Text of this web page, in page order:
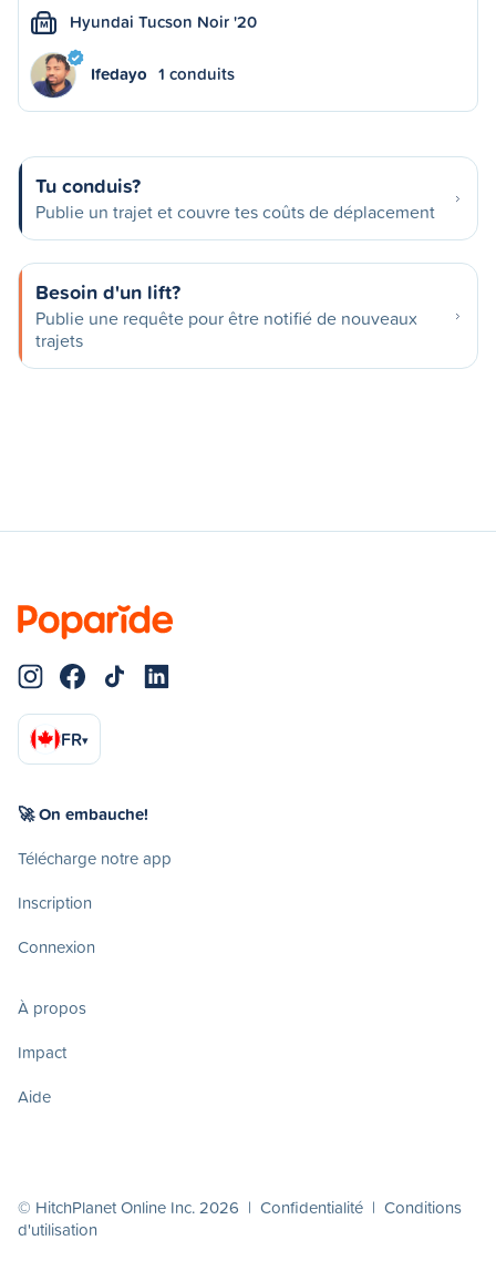
M Hyundai Tucson Noir '20
Ifedayo 1 conduits
Tu conduis?
Publie un trajet et couvre tes coûts de déplacement
Besoin d'un lift?
Publie une requête pour être notifié de nouveaux
trajets
FR▾
🚀 On embauche!
Télécharge notre app
Inscription
Connexion
À propos
Impact
Aide
© HitchPlanet Online Inc. 2026 | Confidentialité | Conditions
d'utilisation